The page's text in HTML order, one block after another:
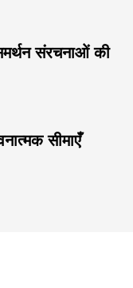
संरचनाओं की
सीमाएँ